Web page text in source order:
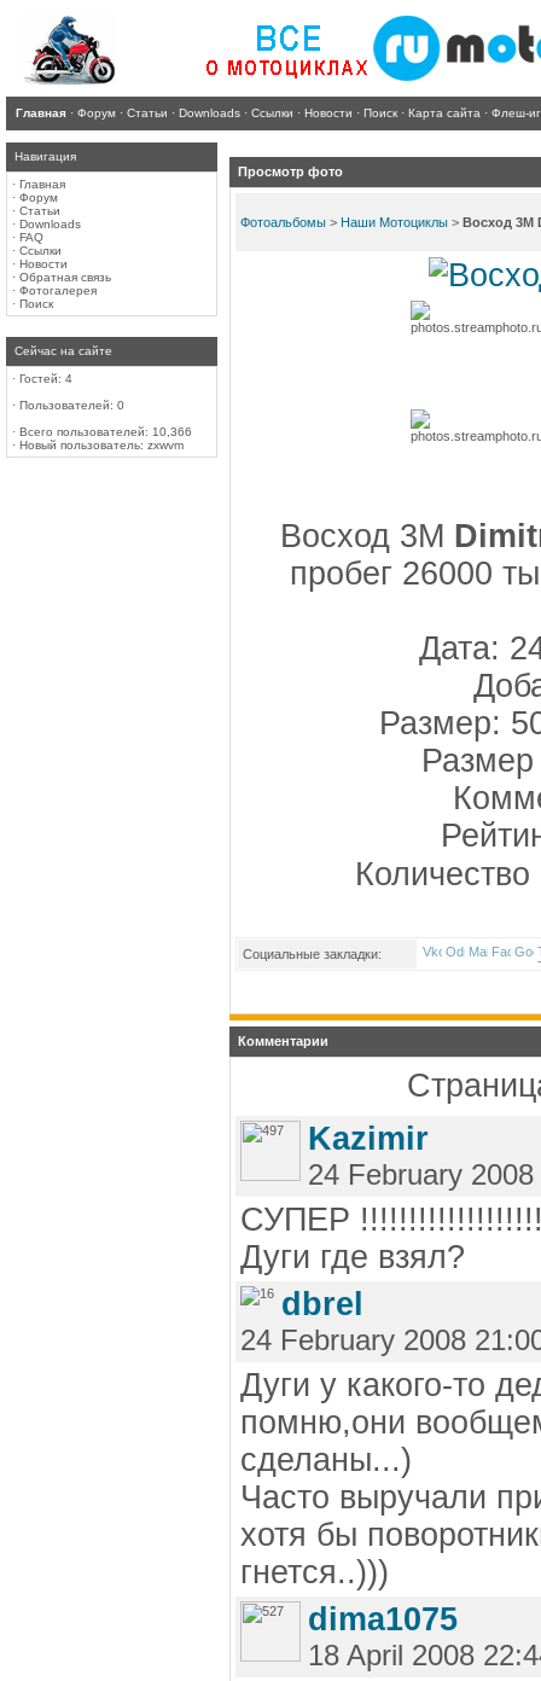
Главная · Форум · Статьи · Downloads · Ссылки · Новости · Поиск · Карта сайта · Флеш-
Навигация
· Главная
· Форум
· Статьи
· Downloads
· FAQ
· Ссылки
· Новости
· Обратная связь
· Фотогалерея
· Поиск
Сейчас на сайте
· Гостей: 4
· Пользователей: 0
· Всего пользователей: 10,366
· Новый пользователь: zxwvm
Просмотр фото
Фотоальбомы > Наши Мотоциклы > Восход 3М
Восход 3М
пробег 26000
Дата:
Размер:
Социальные закладки:
Комментарии
Kazimir
24 February
СУПЕР
Дуги где взял?
dbrel
24 February 2008
Дуги у какого-то
помню,они
сделаны...)
Часто выручали
хотя бы
гнется..)))
dima1075
18 April 2008